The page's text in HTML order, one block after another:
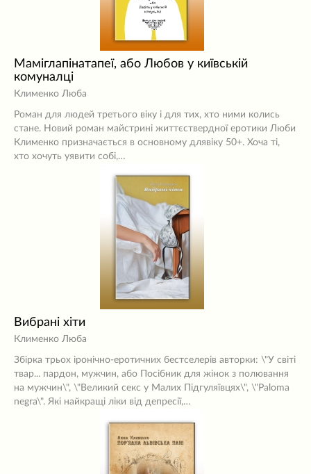
Маміглапінатапеї, або Любов у київській
комуналці
Клименко Люба
Роман для людей третього віку і для тих, хто ними колись
стане. Новий роман майстрині життєствердної еротики Люби
Клименко призначається в основному длявіку 50+. Хоча ті,
хто хочуть уявити собі,…
Вибрані хіти
Клименко Люба
Збірка трьох іронічно-еротичних бестселерів авторки: \"У світі
твар... пардон, мужчин, або Посібник для жінок з полювання
на мужчин\", \"Великий секс у Малих Підгуляївцях\", \"Paloma
negra\". Які найкращі ліки від депресії,…